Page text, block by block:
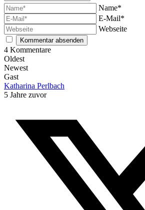
Name*
E-Mail*
Webseite
4 Kommentare
Oldest
Newest
Gast
Katharina Perlbach
5 Jahre zuvor